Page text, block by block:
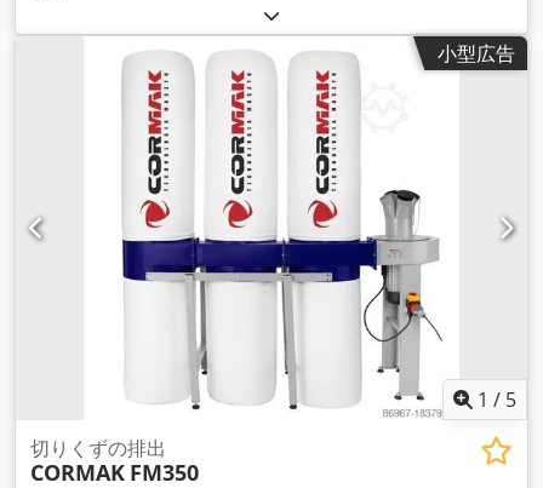
小型広告
1 / 5
切りくずの排出
CORMAK FM350